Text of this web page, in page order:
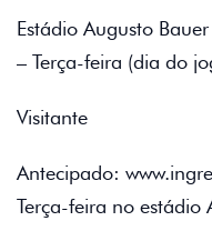
Estádio Augusto Bauer
– Terça-feira (dia do
Visitante
Antecipado:
Terça-feira no estádio